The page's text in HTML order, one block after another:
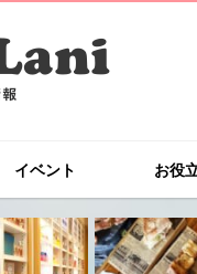
イベント お役